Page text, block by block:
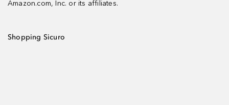
Amazon.com, Inc. or its affiliates.
Shopping Sicuro